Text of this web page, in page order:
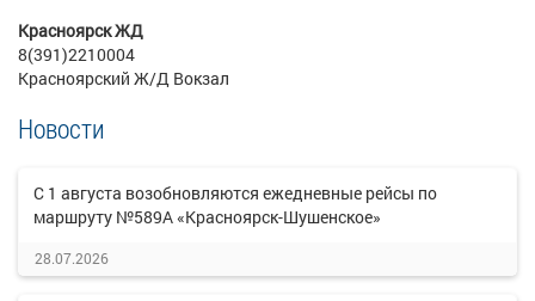
Красноярск ЖД
8(391)2210004
Красноярский Ж/Д Вокзал
Новости
С 1 августа возобновляются ежедневные рейсы по
маршруту №589А «Красноярск-Шушенское»
28.07.2026